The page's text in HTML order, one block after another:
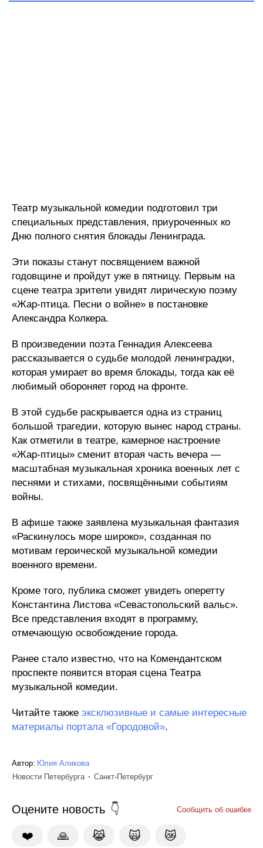
Театр музыкальной комедии подготовил три
специальных представления, приуроченных ко
Дню полного снятия блокады Ленинграда.
Эти показы станут посвящением важной
годовщине и пройдут уже в пятницу. Первым на
сцене театра зрители увидят лирическую поэму
«Жар-птица. Песни о войне» в постановке
Александра Колкера.
В произведении поэта Геннадия Алексеева
рассказывается о судьбе молодой ленинградки,
которая умирает во время блокады, тогда как её
любимый обороняет город на фронте.
В этой судьбе раскрывается одна из страниц
большой трагедии, которую вынес народ страны.
Как отметили в театре, камерное настроение
«Жар-птицы» сменит вторая часть вечера —
масштабная музыкальная хроника военных лет с
песнями и стихами, посвящёнными событиям
войны.
В афише также заявлена музыкальная фантазия
«Раскинулось море широко», созданная по
мотивам героической музыкальной комедии
военного времени.
Кроме того, публика сможет увидеть оперетту
Константина Листова «Севастопольский вальс».
Все представления входят в программу,
отмечающую освобождение города.
Ранее стало известно, что на Комендантском
проспекте появится вторая сцена Театра
музыкальной комедии.
Читайте также эксклюзивные и самые интересные
материалы портала «Городовой».
Автор: Юлия Аликова
Новости Петербурга
Санкт-Петербург
Оцените новость Сообщить об ошибке
❤️ 🙏 😹 🙀 😿